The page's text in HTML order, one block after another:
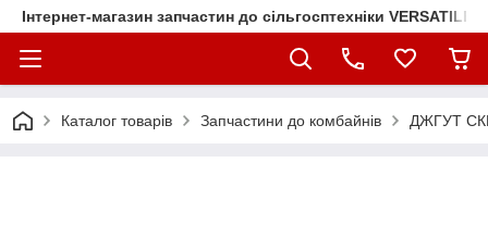
Інтернет-магазин запчастин до сільгосптехніки VERSATILE
Каталог товарів Запчастини до комбайнів ДЖГУТ